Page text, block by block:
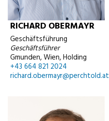
RICHARD OBERMAYR
Geschäftsführung
Geschäftsführer
Gmunden, Wien, Holding
+43 664 821 2024
richard.obermayr@perchtold.at